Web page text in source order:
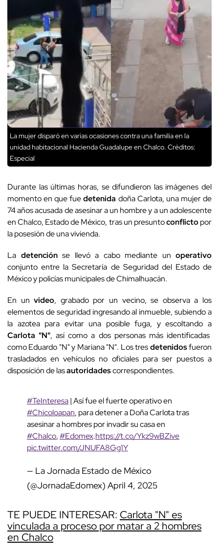
La mujer disparó en varias ocasiones contra una familia en la
unidad habitacional Hacienda Guadalupe en Chalco. Créditos:
Especial
Durante las últimas horas, se difundieron las imágenes del
momento en que fuedetenida doña Carlota, una mujer de
74 años acusada de asesinar a un hombre y a un adolescente
en Chalco, Estado de México, tras un presuntoconflictopor
la posesión de una vivienda.
La detenciónse llevó a cabo mediante un operativo
conjunto entre la Secretaría de Seguridad del Estado de
México y policías municipales de Chimalhuacán.
En unvideo, grabado por un vecino, se observa a los
elementos de seguridad ingresando al inmueble, subiendo a
la azotea para evitar una posible fuga, y escoltando a
Carlota "N", así como a dos personas más identificadas
como Eduardo "N" y Mariana "N". Los tresdetenidosfueron
trasladados en vehículos no oficiales para ser puestos a
disposición de lasautoridadescorrespondientes.
#TeInteresa| Así fue el fuerte operativo en
#Chicoloapan, para detener a Doña Carlota tras
asesinar a hombres por invadir su casa en
#Chalco,#Edomex.https://t.co/Ykz9wBZive
pic.twitter.com/JNUFA8Gg1Y
— La Jornada Estado de México
(@JornadaEdomex) April 4, 2025
TE PUEDE INTERESAR: Carlota "N" es
vinculada a proceso por matar a 2 hombres
en Chalco